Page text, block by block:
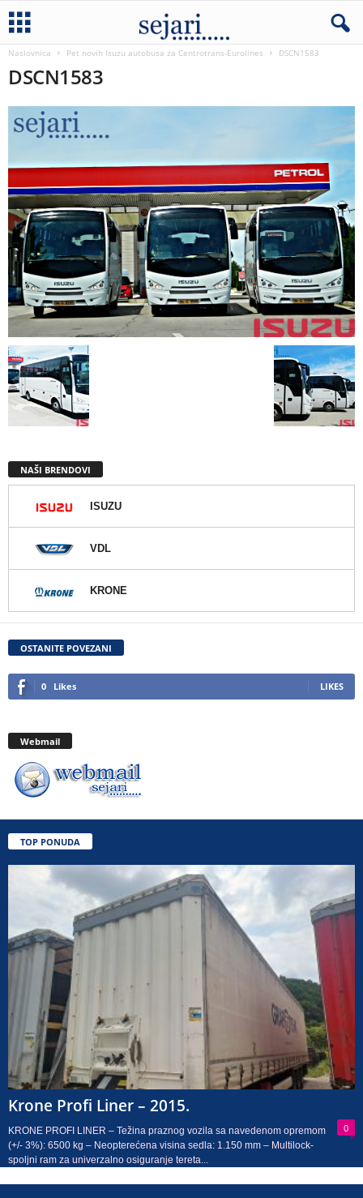
Naslovnica Pet novih Isuzu autobusa za Centrotrans-Eurolines DSCN1583
DSCN1583
NAŠI BRENDOVI
ISUZU
VDL
KRONE
OSTANITE POVEZANI
0 Likes LIKES
Webmail
TOP PONUDA
Krone Profi Liner – 2015.
0
KRONE PROFI LINER – Težina praznog vozila sa navedenom opremom
(+/- 3%): 6500 kg – Neopterećena visina sedla: 1.150 mm – Multilock-
spoljni ram za univerzalno osiguranje tereta...